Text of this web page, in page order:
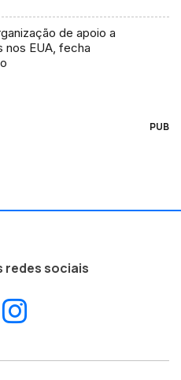
de apoio a
nos EUA, fecha
PUB
redes sociais
Facebook